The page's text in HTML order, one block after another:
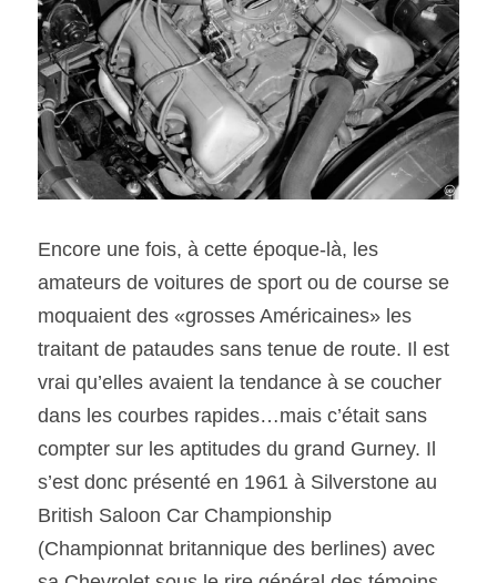
Encore une fois, à cette époque-là, les
amateurs de voitures de sport ou de course se
moquaient des «grosses Américaines» les
traitant de pataudes sans tenue de route. Il est
vrai qu’elles avaient la tendance à se coucher
dans les courbes rapides…mais c’était sans
compter sur les aptitudes du grand Gurney. Il
s’est donc présenté en 1961 à Silverstone au
British Saloon Car Championship
(Championnat britannique des berlines) avec